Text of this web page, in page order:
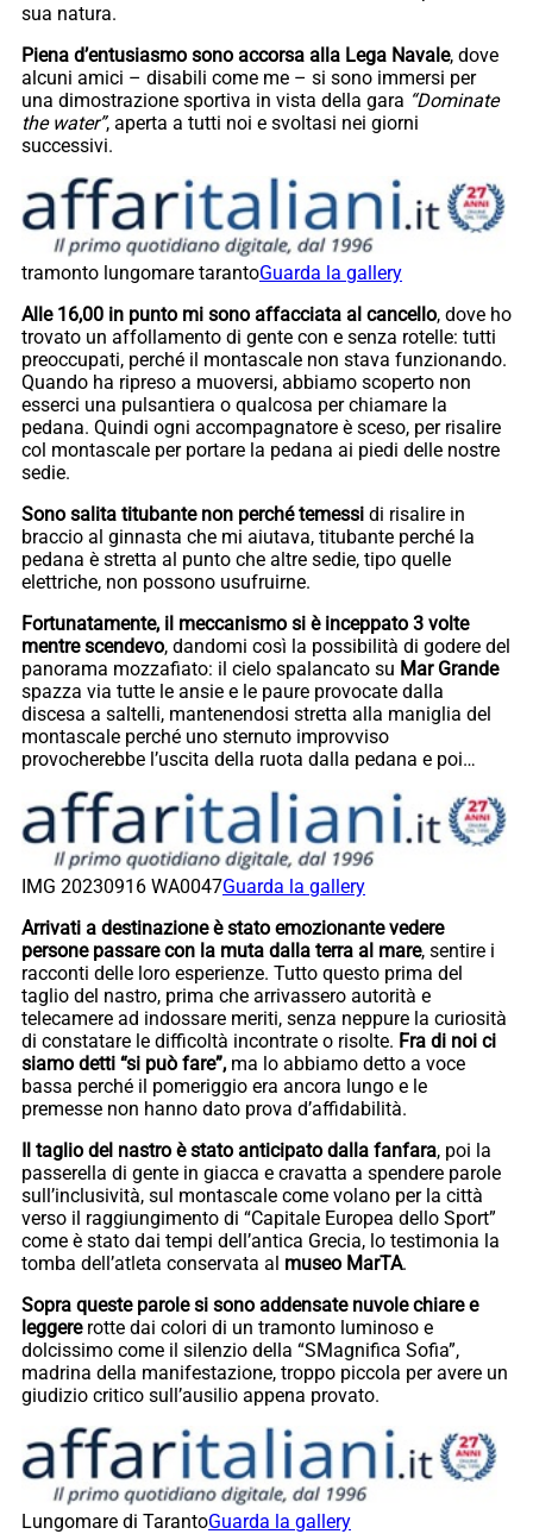
sua natura.
Piena d’entusiasmo sono accorsa alla Lega Navale, dove
alcuni amici – disabili come me – si sono immersi per
una dimostrazione sportiva in vista della gara “Dominate
the water”, aperta a tutti noi e svoltasi nei giorni
successivi.
tramonto lungomare tarantoGuarda la gallery
Alle 16,00 in punto mi sono affacciata al cancello, dove ho
trovato un affollamento di gente con e senza rotelle: tutti
preoccupati, perché il montascale non stava funzionando.
Quando ha ripreso a muoversi, abbiamo scoperto non
esserci una pulsantiera o qualcosa per chiamare la
pedana. Quindi ogni accompagnatore è sceso, per risalire
col montascale per portare la pedana ai piedi delle nostre
sedie.
Sono salita titubante non perché temessi di risalire in
braccio al ginnasta che mi aiutava, titubante perché la
pedana è stretta al punto che altre sedie, tipo quelle
elettriche, non possono usufruirne.
Fortunatamente, il meccanismo si è inceppato 3 volte
mentre scendevo, dandomi così la possibilità di godere del
panorama mozzafiato: il cielo spalancato su Mar Grande
spazza via tutte le ansie e le paure provocate dalla
discesa a saltelli, mantenendosi stretta alla maniglia del
montascale perché uno sternuto improvviso
provocherebbe l’uscita della ruota dalla pedana e poi…
IMG 20230916 WA0047Guarda la gallery
Arrivati a destinazione è stato emozionante vedere
persone passare con la muta dalla terra al mare, sentire i
racconti delle loro esperienze. Tutto questo prima del
taglio del nastro, prima che arrivassero autorità e
telecamere ad indossare meriti, senza neppure la curiosità
di constatare le difficoltà incontrate o risolte. Fra di noi ci
siamo detti “si può fare”, ma lo abbiamo detto a voce
bassa perché il pomeriggio era ancora lungo e le
premesse non hanno dato prova d’affidabilità.
Il taglio del nastro è stato anticipato dalla fanfara, poi la
passerella di gente in giacca e cravatta a spendere parole
sull’inclusività, sul montascale come volano per la città
verso il raggiungimento di “Capitale Europea dello Sport”
come è stato dai tempi dell’antica Grecia, lo testimonia la
tomba dell’atleta conservata al museo MarTA.
Sopra queste parole si sono addensate nuvole chiare e
leggererotte dai colori di un tramonto luminoso e
dolcissimo come il silenzio della “SMagnifica Sofia”,
madrina della manifestazione, troppo piccola per avere un
giudizio critico sull’ausilio appena provato.
Lungomare di TarantoGuarda la gallery